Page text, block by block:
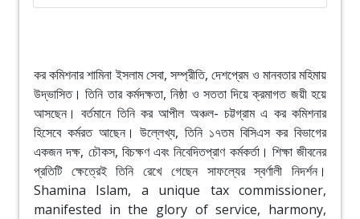
কর কমিশনার শামিনা ইসলাম সেবা, সম্প্রীতি, দেশপ্রেম ও মানবতার মহিমায়
উদ্ভাসিত। তিনি তার কর্মদক্ষতা, নিষ্ঠা ও সততা দিয়ে ক্রমাগত জয়ী হয়ে
আসছেন। বর্তমানে তিনি কর আপীল অঞ্চল- চট্টগ্রাম এ কর কমিশনার
হিসেবে কর্মরত আছেন। উল্লেখ্য, তিনি ১৭তম বিসিএস কর বিভাগের
একজন দক্ষ, চৌকস, বিচক্ষণ এবং নিবেদিতপ্রাণ কর্মকর্তা। শিক্ষা জীবনের
প্রতিটি ক্ষেত্রেই তিনি রেখে গেছেন সাফল্যের স্বর্ণালী নিদর্শন।
Shamina Islam, a unique tax commissioner,
manifested in the glory of service, harmony,